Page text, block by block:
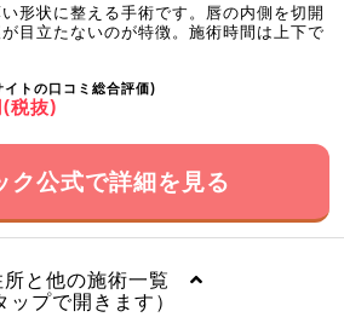
形状に整える手術です。唇の内側を切開
目立たないのが特徴。施術時間は上下で
イトの口コミ総合評価)
税抜)
ク公式で詳細を見る
所と他の施術一覧
ップで開きます）